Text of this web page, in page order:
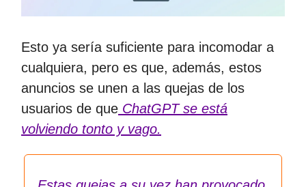
Esto ya sería suficiente para incomodar a
cualquiera, pero es que, además, estos
anuncios se unen a las quejas de los
usuarios de que ChatGPT se está
volviendo tonto y vago.